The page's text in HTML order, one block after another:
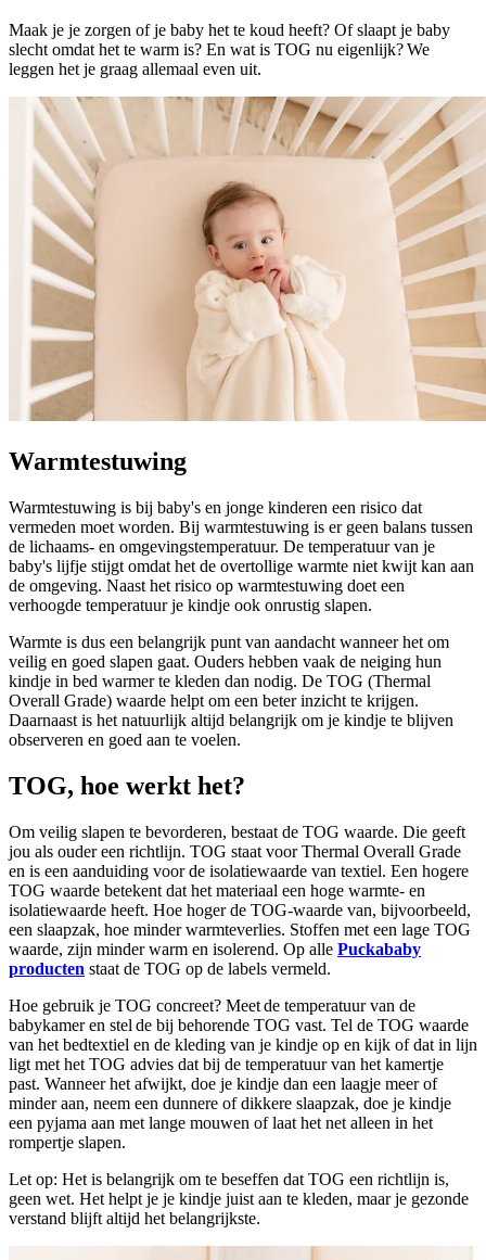
Maak je je zorgen of je baby het te koud heeft? Of slaapt je baby
slecht omdat het te warm is? En wat is TOG nu eigenlijk? We
leggen het je graag allemaal even uit.
Warmtestuwing
Warmtestuwing is bij baby's en jonge kinderen een risico dat
vermeden moet worden. Bij warmtestuwing is er geen balans tussen
de lichaams- en omgevingstemperatuur. De temperatuur van je
baby's lijfje stijgt omdat het de overtollige warmte niet kwijt kan aan
de omgeving. Naast het risico op warmtestuwing doet een
verhoogde temperatuur je kindje ook onrustig slapen.
Warmte is dus een belangrijk punt van aandacht wanneer het om
veilig en goed slapen gaat. Ouders hebben vaak de neiging hun
kindje in bed warmer te kleden dan nodig. De TOG (Thermal
Overall Grade) waarde helpt om een beter inzicht te krijgen.
Daarnaast is het natuurlijk altijd belangrijk om je kindje te blijven
observeren en goed aan te voelen.
TOG, hoe werkt het?
Om veilig slapen te bevorderen, bestaat de TOG waarde. Die geeft
jou als ouder een richtlijn. TOG staat voor Thermal Overall Grade
en is een aanduiding voor de isolatiewaarde van textiel. Een hogere
TOG waarde betekent dat het materiaal een hoge warmte- en
isolatiewaarde heeft. Hoe hoger de TOG-waarde van, bijvoorbeeld,
een slaapzak, hoe minder warmteverlies. Stoffen met een lage TOG
waarde, zijn minder warm en isolerend. Op alle Puckababy
producten staat de TOG op de labels vermeld.
Hoe gebruik je TOG concreet? Meet de temperatuur van de
babykamer en stel de bij behorende TOG vast. Tel de TOG waarde
van het bedtextiel en de kleding van je kindje op en kijk of dat in lijn
ligt met het TOG advies dat bij de temperatuur van het kamertje
past. Wanneer het afwijkt, doe je kindje dan een laagje meer of
minder aan, neem een dunnere of dikkere slaapzak, doe je kindje
een pyjama aan met lange mouwen of laat het net alleen in het
rompertje slapen.
Let op: Het is belangrijk om te beseffen dat TOG een richtlijn is,
geen wet. Het helpt je je kindje juist aan te kleden, maar je gezonde
verstand blijft altijd het belangrijkste.